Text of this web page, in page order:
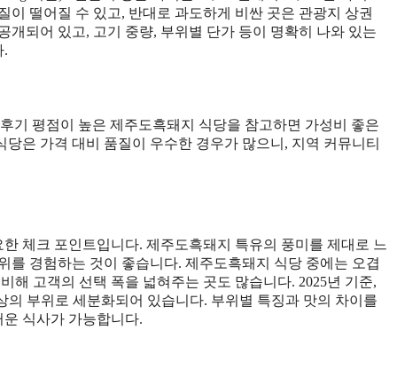
떨어질 수 있고, 반대로 과도하게 비싼 곳은 관광지 상권
되어 있고, 고기 중량, 부위별 단가 등이 명확히 나와 있는
.
기 평점이 높은 제주도흑돼지 식당을 참고하면 가성비 좋은
은 가격 대비 품질이 우수한 경우가 많으니, 지역 커뮤니티
체크 포인트입니다. 제주도흑돼지 특유의 풍미를 제대로 느
를 경험하는 것이 좋습니다. 제주도흑돼지 식당 중에는 오겹
해 고객의 선택 폭을 넓혀주는 곳도 많습니다. 2025년 기준,
부위로 세분화되어 있습니다. 부위별 특징과 맛의 차이를
식사가 가능합니다.